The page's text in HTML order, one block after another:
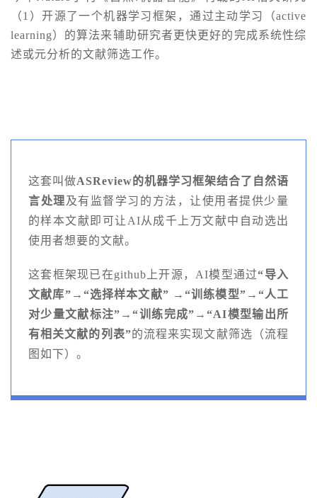
（1）开源了一个机器学习框架，通过主动学习（active
learning）的算法来辅助研究者更快更好的完成系统性综
述或元分析的文献筛选工作。
这套叫做ASReview的机器学习框架结合了自然语
言处理 及有监督学习的方法，让使用者提供少量
的样本文献即可让AI从成千上万文献中自动选出
使用者想要的文献。
这套框架现已在github上开源，AI模型通过“导入
文献库”→“选择样本文献” →“训练模型”→“人工
对少量文献标注”→“训练完成”→“AI模型输出所
有相关文献的列表”的流程来实现文献筛选（流程
图如下）。